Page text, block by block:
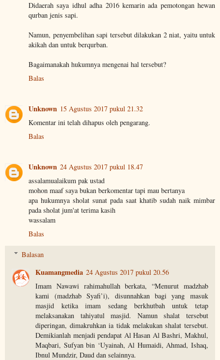
Didaerah saya idhul adha 2016 kemarin ada pemotongan hewan
qurban jenis sapi.
Namun, penyembelihan sapi tersebut dilakukan 2 niat, yaitu untuk
akikah dan untuk berqurban.
Bagaimanakah hukumnya mengenai hal tersebut?
Balas
Unknown 15 Agustus 2017 pukul 21.32
Komentar ini telah dihapus oleh pengarang.
Balas
Unknown 24 Agustus 2017 pukul 18.47
assalamualaikum pak ustad
mohon maaf saya bukan berkomentar tapi mau bertanya
apa hukumnya sholat sunat pada saat khatib sudah naik mimbar
pada sholat jum'at terima kasih
wassalam
Balas
Balasan
Kuamangmedia 24 Agustus 2017 pukul 20.56
Imam Nawawi rahimahullah berkata, “Menurut madzhab
kami (madzhab Syafi’i), disunnahkan bagi yang masuk
masjid ketika imam sedang berkhutbah untuk tetap
melaksanakan tahiyatul masjid. Namun shalat tersebut
diperingan, dimakruhkan ia tidak melakukan shalat tersebut.
Demikianlah menjadi pendapat Al Hasan Al Bashri, Makhul,
Maqbari, Sufyan bin ‘Uyainah, Al Humaidi, Ahmad, Ishaq,
Ibnul Mundzir, Daud dan selainnya.